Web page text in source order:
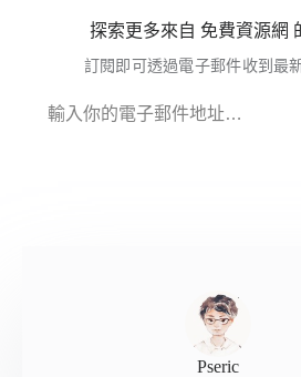
探索更多來自 免費資源網
訂閱即可透過電子郵件收到最
Pseric